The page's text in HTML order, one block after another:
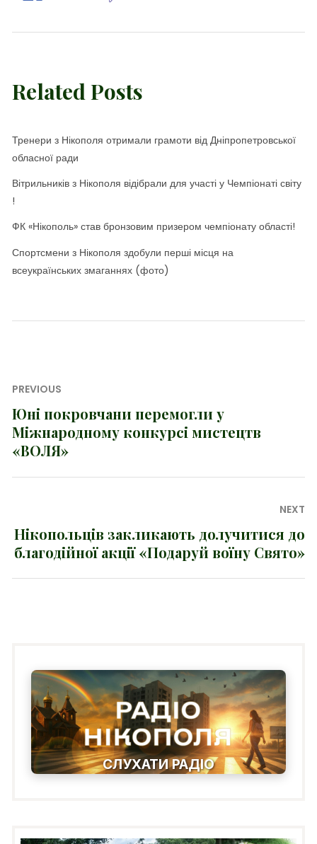
Related Posts
Тренери з Нікополя отримали грамоти від Дніпропетровської
обласної ради
Вітрильників з Нікополя відібрали для участі у Чемпіонаті світу
!
ФК «Нікополь» став бронзовим призером чемпіонату області!
Спортсмени з Нікополя здобули перші місця на
всеукраїнських змаганнях (фото)
Навігація
записів
PREVIOUS
Previous
post:
Юні покровчани перемогли у
Міжнародному конкурсі мистецтв
«ВОЛЯ»
NEXT
Next
post:
Нікопольців закликають долучитися до
благодійної акції «Подаруй воїну Свято»
СЛУХАТИ РАДІО